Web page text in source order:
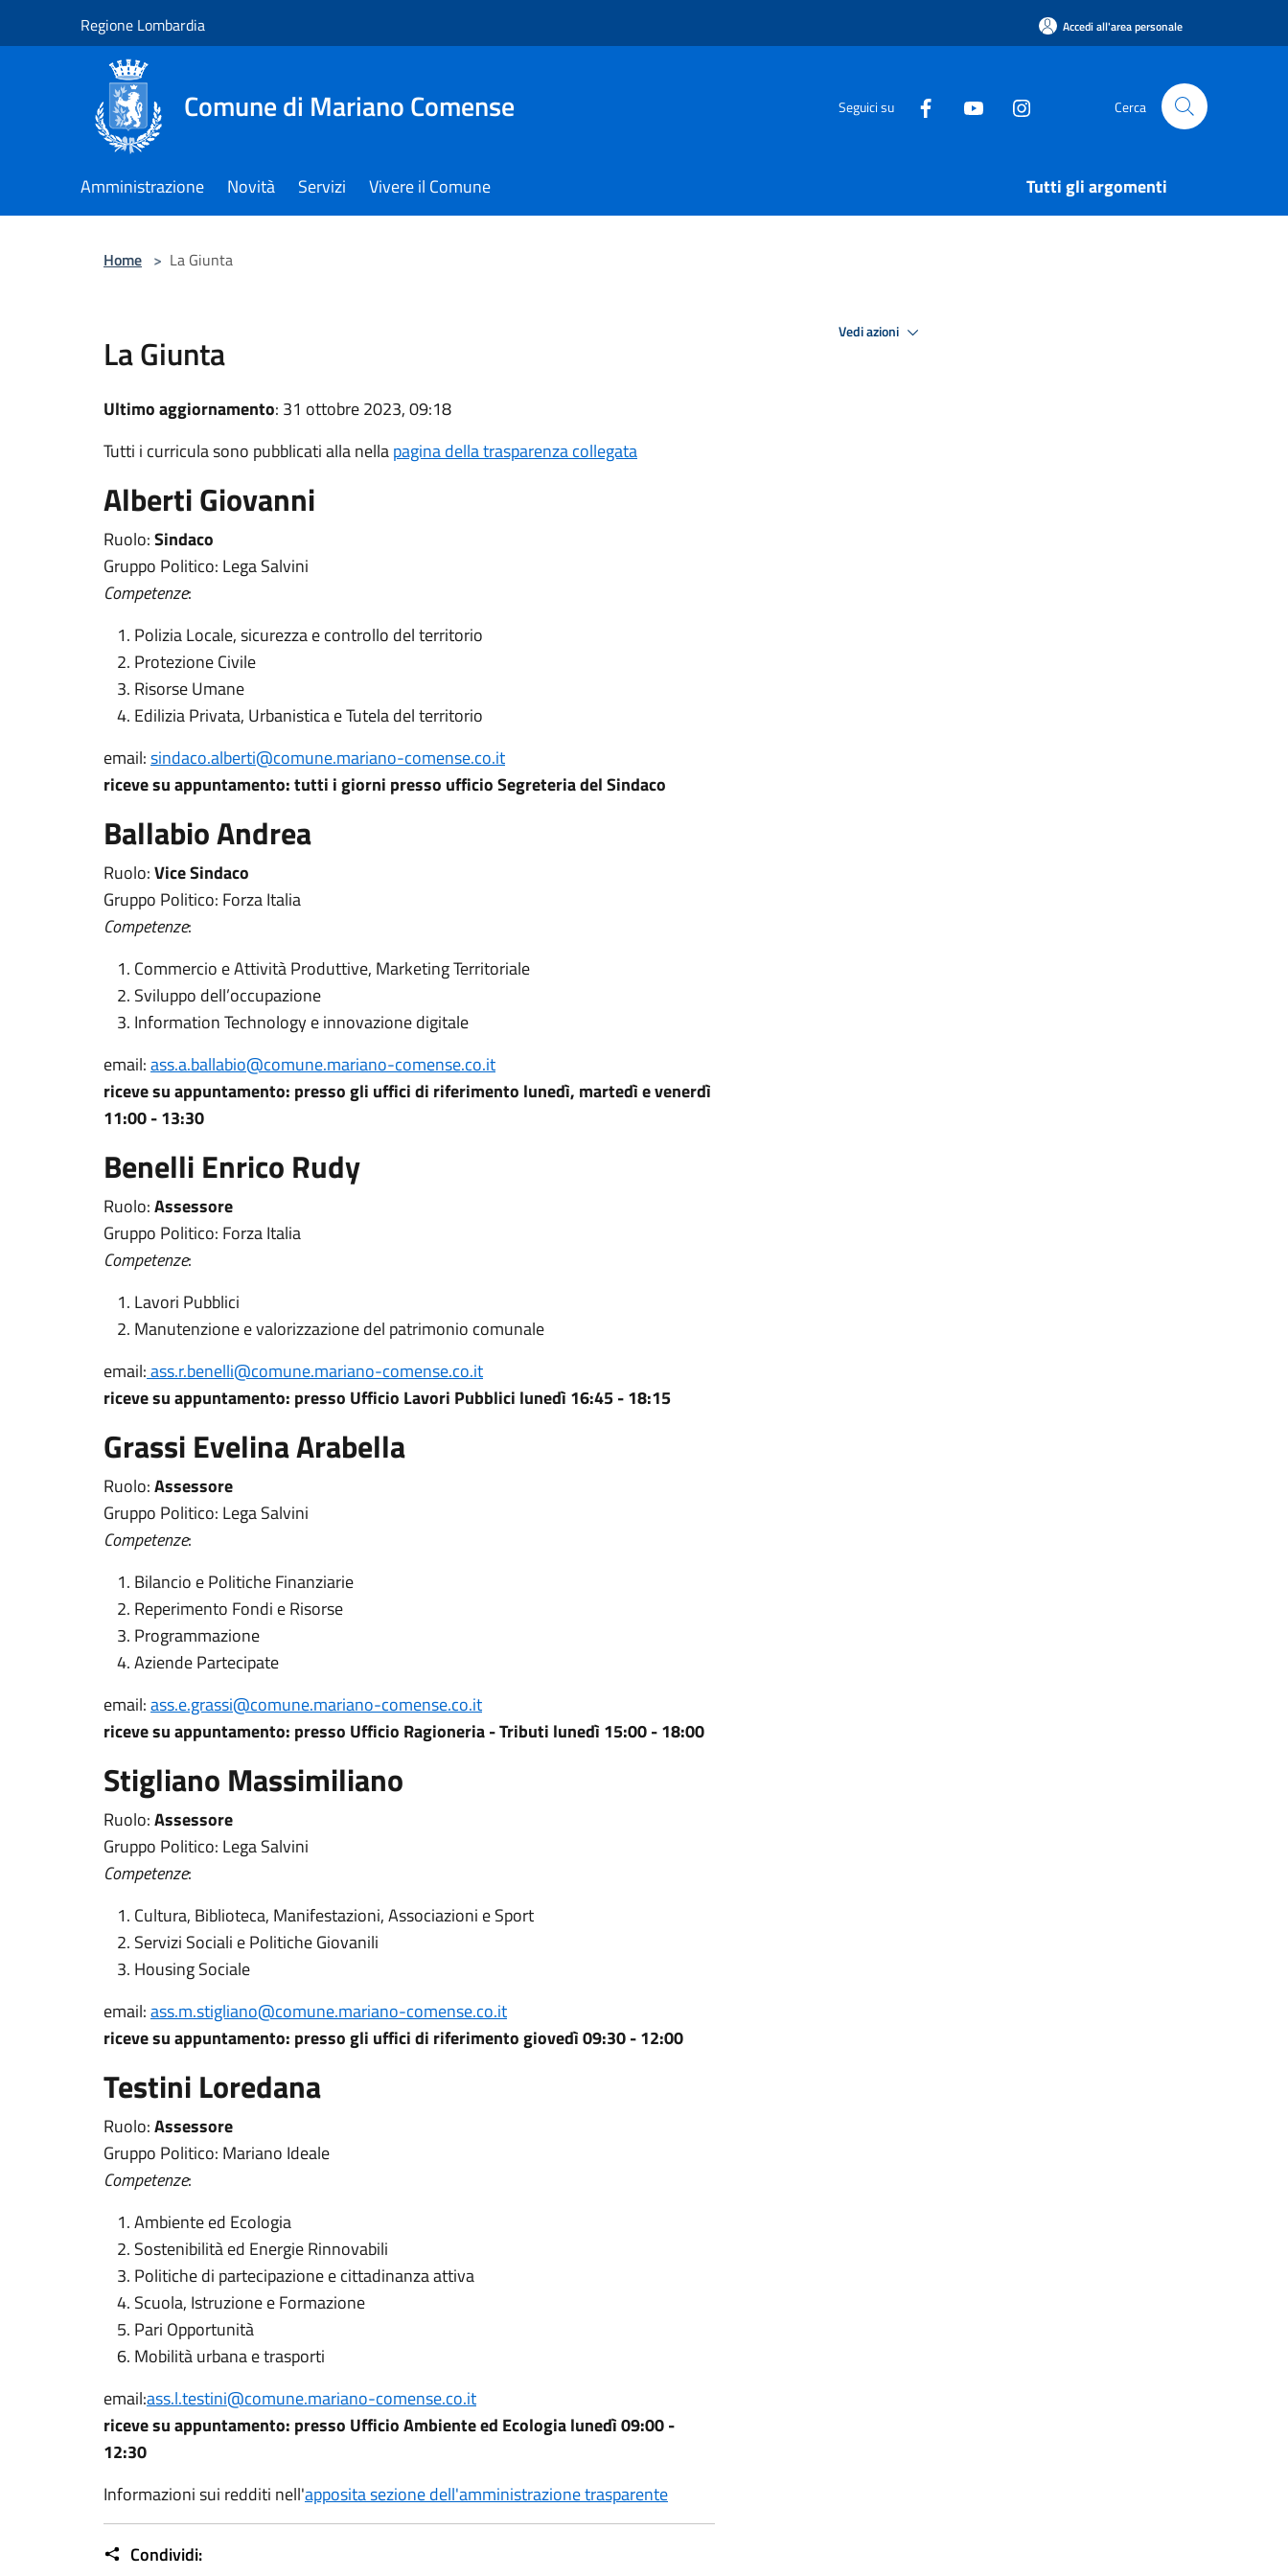
Regione Lombardia Accedi all'area personale
Comune di Mariano Comense Seguici su Cerca
Amministrazione Novità Servizi Vivere il Comune Tutti gli argomenti
Home > La Giunta
La Giunta
Ultimo aggiornamento: 31 ottobre 2023, 09:18
Tutti i curricula sono pubblicati alla nellapagina della trasparenza collegata
Alberti Giovanni
Ruolo:Sindaco
Gruppo Politico: Lega Salvini
Competenze:
Polizia Locale, sicurezza e controllo del territorio
Protezione Civile
Risorse Umane
Edilizia Privata, Urbanistica e Tutela del territorio
email:sindaco.alberti@comune.mariano-comense.co.it
riceve su appuntamento: tutti i giorni presso ufficio Segreteria del Sindaco
Ballabio Andrea
Ruolo:Vice Sindaco
Gruppo Politico: Forza Italia
Competenze:
Commercio e Attività Produttive, Marketing Territoriale
Sviluppo dell’occupazione
Information Technology e innovazione digitale
email:ass.a.ballabio@comune.mariano-comense.co.it
riceve su appuntamento: presso gli uffici di riferimento lunedì, martedì e venerdì
11:00 - 13:30
Benelli Enrico Rudy
Ruolo:Assessore
Gruppo Politico: Forza Italia
Competenze:
Lavori Pubblici
Manutenzione e valorizzazione del patrimonio comunale
email:ass.r.benelli@comune.mariano-comense.co.it
riceve su appuntamento: presso Ufficio Lavori Pubblici lunedì 16:45 - 18:15
Grassi Evelina Arabella
Ruolo:Assessore
Gruppo Politico: Lega Salvini
Competenze:
Bilancio e Politiche Finanziarie
Reperimento Fondi e Risorse
Programmazione
Aziende Partecipate
email:ass.e.grassi@comune.mariano-comense.co.it
riceve su appuntamento: presso Ufficio Ragioneria - Tributi lunedì 15:00 - 18:00
Stigliano Massimiliano
Ruolo:Assessore
Gruppo Politico: Lega Salvini
Competenze:
Cultura, Biblioteca, Manifestazioni, Associazioni e Sport
Servizi Sociali e Politiche Giovanili
Housing Sociale
email:ass.m.stigliano@comune.mariano-comense.co.it
riceve su appuntamento: presso gli uffici di riferimento giovedì 09:30 - 12:00
Testini Loredana
Ruolo:Assessore
Gruppo Politico: Mariano Ideale
Competenze:
Ambiente ed Ecologia
Sostenibilità ed Energie Rinnovabili
Politiche di partecipazione e cittadinanza attiva
Scuola, Istruzione e Formazione
Pari Opportunità
Mobilità urbana e trasporti
email:ass.l.testini@comune.mariano-comense.co.it
riceve su appuntamento: presso Ufficio Ambiente ed Ecologia lunedì 09:00 -
12:30
Informazioni sui redditi nell'apposita sezione dell'amministrazione trasparente
Condividi:
Vedi azioni